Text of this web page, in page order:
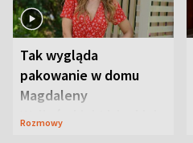
Tak wygląda
pakowanie w domu
Magdaleny
Waligórskiej-Lisieckiej.
Rozmowy